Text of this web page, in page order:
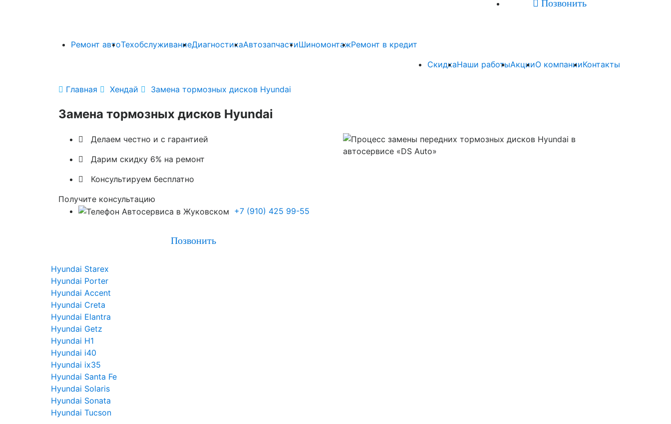
 Позвонить
Ремонт автоТехобслуживаниеДиагностикаАвтозапчастиШиномонтажРемонт в кредит
СкидкаНаши работыАкцииО компанииКонтакты
 Главная  Хендай  Замена тормозных дисков Hyundai
Замена тормозных дисков Hyundai
 Делаем честно и с гарантией
 Дарим скидку 6% на ремонт
 Консультируем бесплатно
Получите консультацию
+7 (910) 425 99-55
Позвонить
Hyundai Starex
Hyundai Porter
Hyundai Accent
Hyundai Creta
Hyundai Elantra
Hyundai Getz
Hyundai H1
Hyundai i40
Hyundai ix35
Hyundai Santa Fe
Hyundai Solaris
Hyundai Sonata
Hyundai Tucson